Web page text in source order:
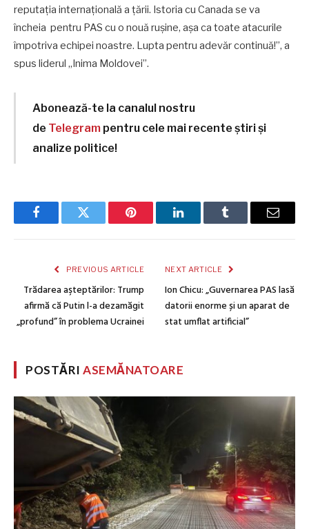
reputația internațională a țării. Istoria cu Canada se va
încheia pentru PAS cu o nouă rușine, așa ca toate atacurile
împotriva echipei noastre. Lupta pentru adevăr continuă!”, a
spus liderul „Inima Moldovei”.
Abonează-te la canalul nostru
de Telegram pentru cele mai recente știri și
analize politice!
FacebookTwitter Pinterest LinkedInTumblr Email
PREVIOUS ARTICLE
Trădarea aşteptărilor: Trump
afirmă că Putin l-a dezamăgit
„profund” în problema Ucrainei
NEXT ARTICLE
Ion Chicu: „Guvernarea PAS lasă
datorii enorme și un aparat de
stat umflat artificial”
POSTĂRIASEMĂNATOARE